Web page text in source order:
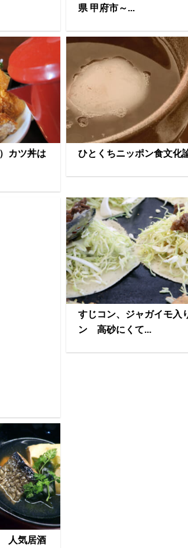
県 甲府市～...
カツ丼は
ひとくちニッポン食文化
すじコン、ジャガイモ入
ン 高砂にくて...
人気居酒